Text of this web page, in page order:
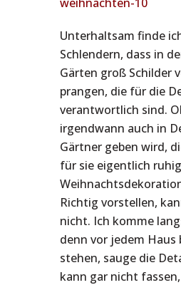
Unterhaltsam finde
Schlendern, dass in
Gärten groß Schilder
prangen, die für die
verantwortlich sind.
irgendwann auch in
Gärtner geben wird,
für sie eigentlich
Richtig vorstellen,
nicht. Ich komme
denn vor jedem Haus
stehen, sauge die
kann gar nicht